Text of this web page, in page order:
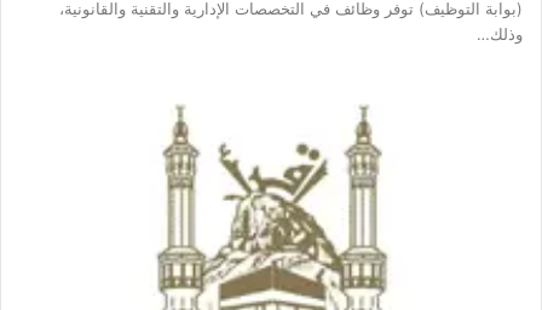
(بوابة التوظيف) توفر وظائف في التخصصات الإدارية والتقنية والقانونية،
وذلك…